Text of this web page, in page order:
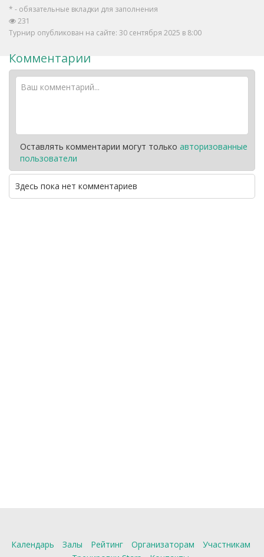
* - обязательные вкладки для заполнения
231
Турнир опубликован на сайте: 30 сентября 2025 в 8:00
Комментарии
Оставлять комментарии могут только авторизованные
пользователи
Здесь пока нет комментариев
Календарь Залы Рейтинг Организаторам
Участникам